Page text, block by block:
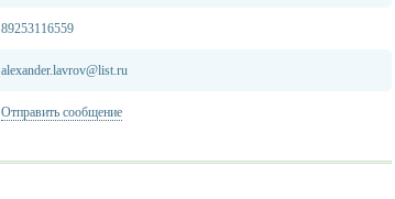
89253116559
alexander.lavrov@list.ru
Отправить сообщение